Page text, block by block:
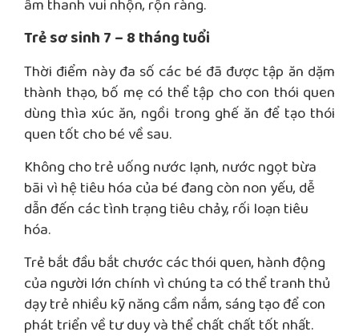
âm thanh vui nhộn, rộn ràng.
Trẻ sơ sinh 7 – 8 tháng tuổi
Thời điểm này đa số các bé đã được tập ăn dặm
thành thạo, bố mẹ có thể tập cho con thói quen
dùng thìa xúc ăn, ngồi trong ghế ăn để tạo thói
quen tốt cho bé về sau.
Không cho trẻ uống nước lạnh, nước ngọt bừa
bãi vì hệ tiêu hóa của bé đang còn non yếu, dễ
dẫn đến các tình trạng tiêu chảy, rối loạn tiêu
hóa.
Trẻ bắt đầu bắt chước các thói quen, hành động
của người lớn chính vì chúng ta có thể tranh thủ
dạy trẻ nhiều kỹ năng cầm nắm, sáng tạo để con
phát triển về tư duy và thể chất chất tốt nhất.